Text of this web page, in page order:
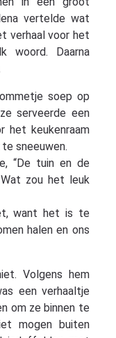
vertelde wat
verhaal voor het
woord. Daarna
soep op
serveerde een
het keukenraam
sneeuwen.
“De tuin en de
zou het leuk
want het is te
halen en ons
Volgens hem
een verhaaltje
om ze binnen te
mogen buiten